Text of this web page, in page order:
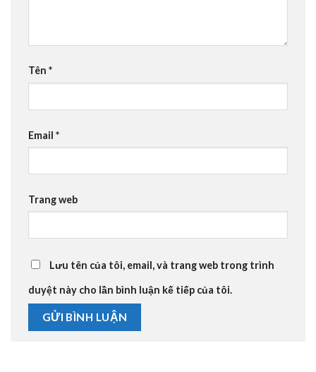
Tên *
Email *
Trang web
Lưu tên của tôi, email, và trang web trong trình
duyệt này cho lần bình luận kế tiếp của tôi.